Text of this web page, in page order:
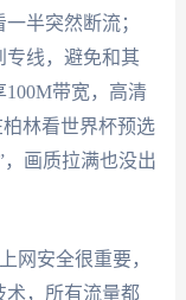
半突然断流；
专线，避免和其
带宽，高清
林看世界杯预选
画质拉满也没出
网安全很重要，
术，所有流量都